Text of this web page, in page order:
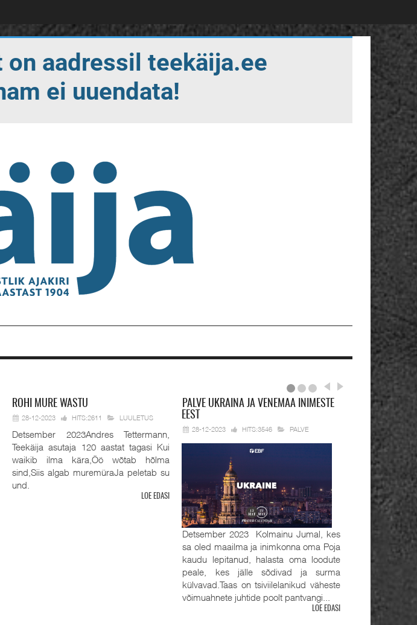
ROHI MURE WASTU
28-12-2023 HITS:2611 LUULETUS
Detsember 2023Andres Tettermann,
Teekäija asutaja 120 aastat tagasi Kui
waikib ilma kära,Öö wõtab hõlma
sind,Siis algab muremüraJa peletab su
und.
LOE EDASI
PALVE UKRAINA JA VENEMAA INIMESTE
EEST
28-12-2023 HITS:3546 PALVE
Detsember 2023 Kolmainu Jumal, kes
sa oled maailma ja inimkonna oma Poja
kaudu lepitanud, halasta oma loodute
peale, kes jälle sõdivad ja surma
külvavad.Taas on tsiviilelanikud väheste
võimuahnete juhtide poolt pantvangi...
LOE EDASI